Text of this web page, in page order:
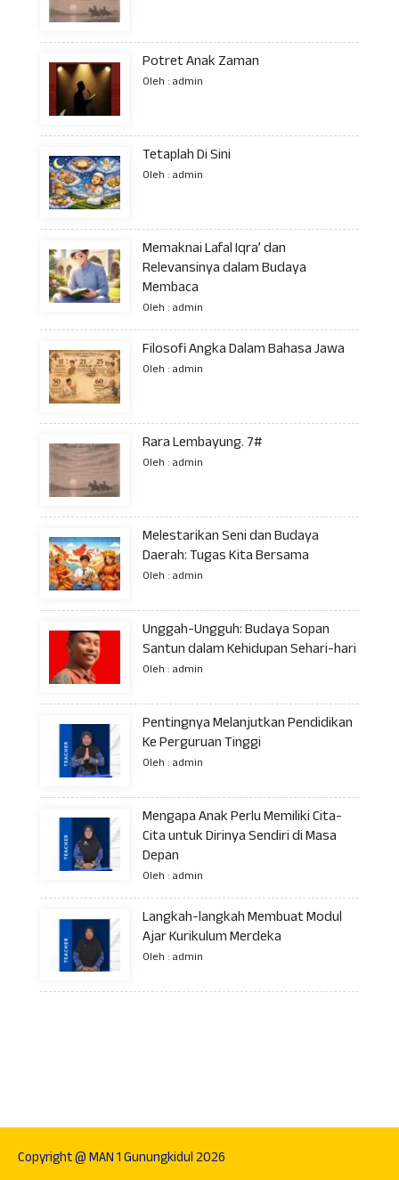
Potret Anak Zaman
Oleh : admin
Tetaplah Di Sini
Oleh : admin
Memaknai Lafal Iqra’ dan
Relevansinya dalam Budaya
Membaca
Oleh : admin
Filosofi Angka Dalam Bahasa Jawa
Oleh : admin
Rara Lembayung. 7#
Oleh : admin
Melestarikan Seni dan Budaya
Daerah: Tugas Kita Bersama
Oleh : admin
Unggah-Ungguh: Budaya Sopan
Santun dalam Kehidupan Sehari-hari
Oleh : admin
Pentingnya Melanjutkan Pendidikan
Ke Perguruan Tinggi
Oleh : admin
Mengapa Anak Perlu Memiliki Cita-
Cita untuk Dirinya Sendiri di Masa
Depan
Oleh : admin
Langkah-langkah Membuat Modul
Ajar Kurikulum Merdeka
Oleh : admin
Copyright @ MAN 1 Gunungkidul 2026